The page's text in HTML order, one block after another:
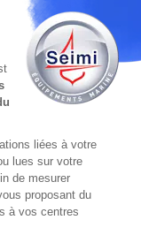
liées à votre
lues sur votre
de mesurer
proposant du
à vos centres